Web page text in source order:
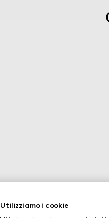
Utilizziamo i cookie